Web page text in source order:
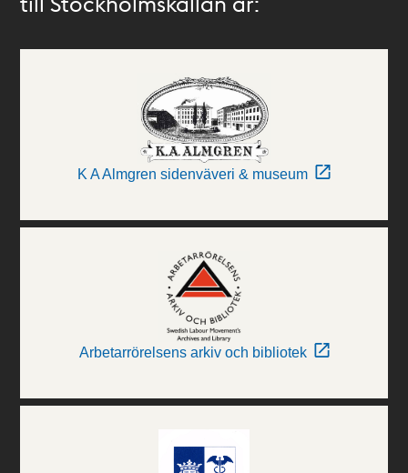
K A Almgren sidenväveri & museum
Arbetarrörelsens arkiv och bibliotek